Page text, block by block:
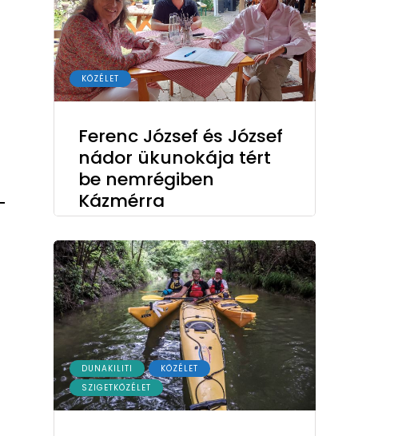
KÖZÉLET
Ferenc József és József
nádor ükunokája tért
be nemrégiben
Kázmérra
DUNAKILITI
KÖZÉLET
SZIGETKÖZÉLET